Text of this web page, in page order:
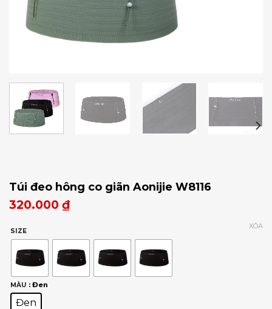
Túi đeo hông co giãn Aonijie W8116
320.000 ₫
SIZE
MÀU : Đen
Đen
XÓA